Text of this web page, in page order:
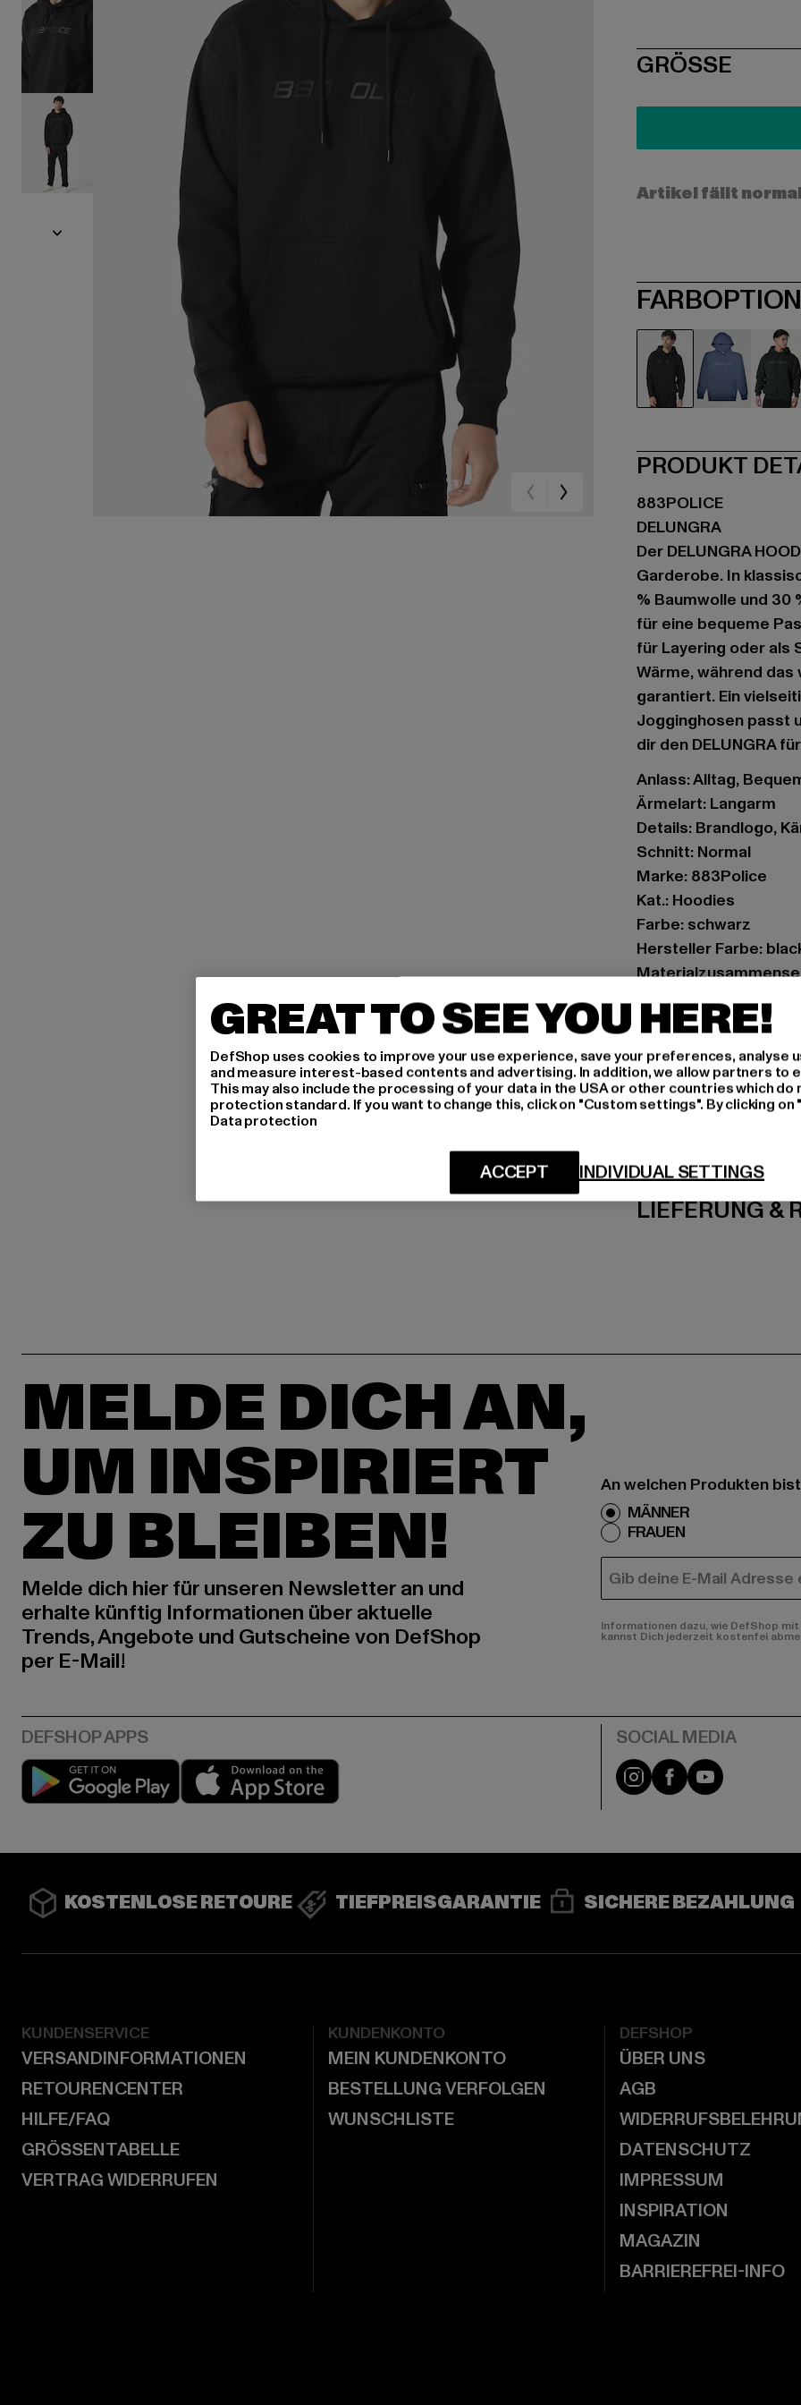
SIZE
GRÖSSE
Artikel fällt
PRODUKT
883POLICE
DELUNGRA
Der DELUNGRA
Garderobe. In
% Baumwolle und 30
für eine bequeme
für Layering oder als
Wärme, während
garantiert. Ein
Jogginghosen passt
dir den DELUNGRA
Anlass: Alltag,
Ärmelart: Langarm
Details: Brandlogo,
Schnitt: Normal
Marke: 883Police
Kat.: Hoodies
Farbe: schwarz
Hersteller Farbe:
Art.Nr: 0008596-00007
Shelley Road,
LIEFERUNG &
MELDE DICH AN,
UM INSPIRIERT
ZU BLEIBEN!
Melde dich hier für unseren Newsletter an und
erhalte künftig Informationen über aktuelle
Trends, Angebote und Gutscheine von DefShop
per E-Mail!
An welchen Produkten
MÄNNER
FRAUEN
E-MAIL
Informationen dazu, wie DefShop
kannst Dich jederzeit kostenfei
Play market Instagram
FacebookYouTube
KOSTENLOSE RETOURE TIEFPREISGARANTIE SICHERE BEZAHLUNG
KUNDENSERVICE
VERSANDINFORMATIONEN
RETOURENCENTER
HILFE/FAQ
GRÖSSENTABELLE
VERTRAG WIDERRUFEN
KUNDENKONTO
MEIN KUNDENKONTO
BESTELLUNG VERFOLGEN
WUNSCHLISTE
DEFSHOP
ÜBER UNS
AGB
DATENSCHUTZ
IMPRESSUM
INSPIRATION
MAGAZIN
BARRIEREFREI-INFO
GREAT TO SEE YOU HERE!
DefShop uses cookies to improve your use experience, save your preferences, analyse
and measure interest-based contents and advertising. In addition, we allow partners to
This may also include the processing of your data in the USA or other countries which do
protection standard. If you want to change this, click on "Custom settings". By clicking
Data protection
INDIVIDUAL SETTINGS
ACCEPT